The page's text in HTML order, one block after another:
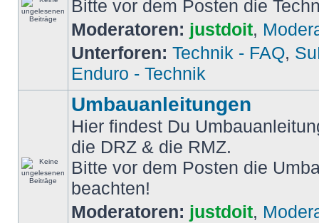
Bitte vor dem Posten die
Moderatoren: justdoit,
Unterforen: Technik - FAQ,
Enduro - Technik
Umbauanleitungen
Hier findest Du
die DRZ & die RMZ.
Bitte vor dem Posten die
beachten!
Moderatoren: justdoit,